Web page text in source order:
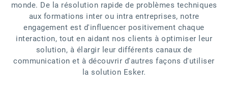
monde. De la résolution rapide de problèmes techniques
aux formations inter ou intra entreprises, notre
engagement est d'influencer positivement chaque
interaction, tout en aidant nos clients à optimiser leur
solution, à élargir leur différents canaux de
communication et à découvrir d'autres façons d'utiliser
la solution Esker.